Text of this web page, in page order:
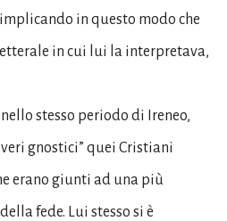
in questo modo che
in cui lui la interpretava,
stesso periodo di Ireneo,
gnostici” quei Cristiani
erano giunti ad una più
fede. Lui stesso si è